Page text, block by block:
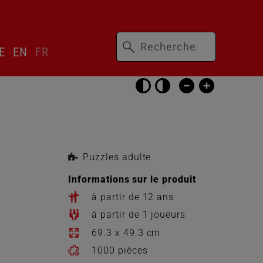
Passer
les
réglages
EN FR
Mots-
clés
Puzzles adulte
Informations sur le produit
à partir de 12 ans
à partir de 1 joueurs
69.3 x 49.3 cm
1000 pièces